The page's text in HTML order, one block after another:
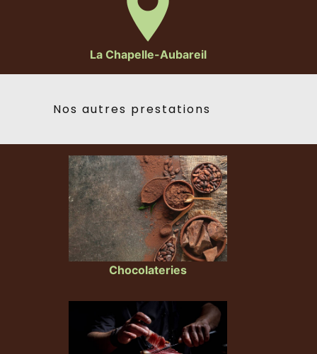
La Chapelle-Aubareil
Nos autres prestations
Chocolateries